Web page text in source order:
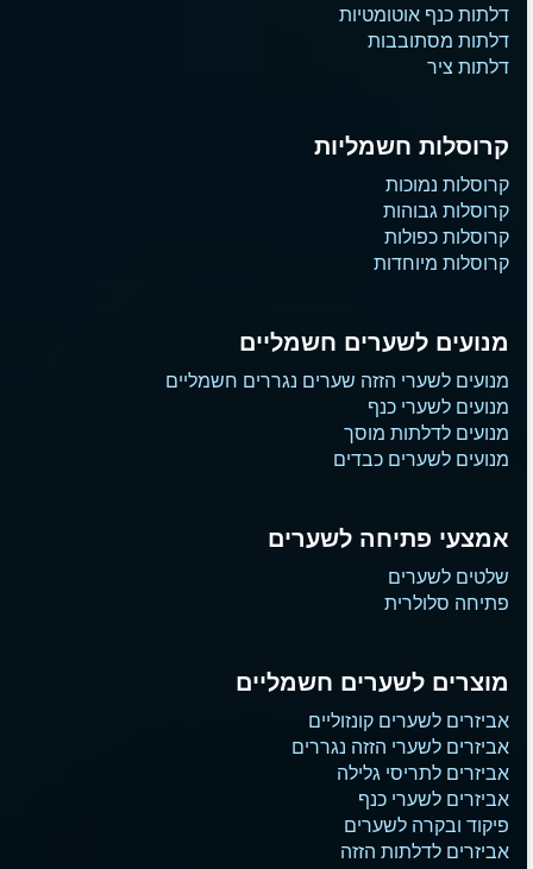
דלתות כנף אוטומטיות
דלתות מסתובבות
דלתות ציר
קרוסלות חשמליות
קרוסלות נמוכות
קרוסלות גבוהות
קרוסלות כפולות
קרוסלות מיוחדות
מנועים לשערים חשמליים
מנועים לשערי הזזה שערים נגררים חשמליים
מנועים לשערי כנף
מנועים לדלתות מוסך
מנועים לשערים כבדים
אמצעי פתיחה לשערים
שלטים לשערים
פתיחה סלולרית
מוצרים לשערים חשמליים
אביזרים לשערים קונזוליים
אביזרים לשערי הזזה נגררים
אביזרים לתריסי גלילה
אביזרים לשערי כנף
פיקוד ובקרה לשערים
אביזרים לדלתות הזזה